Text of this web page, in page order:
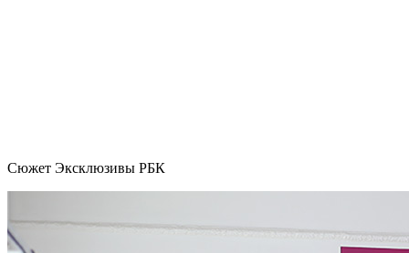
Сюжет Эксклюзивы РБК